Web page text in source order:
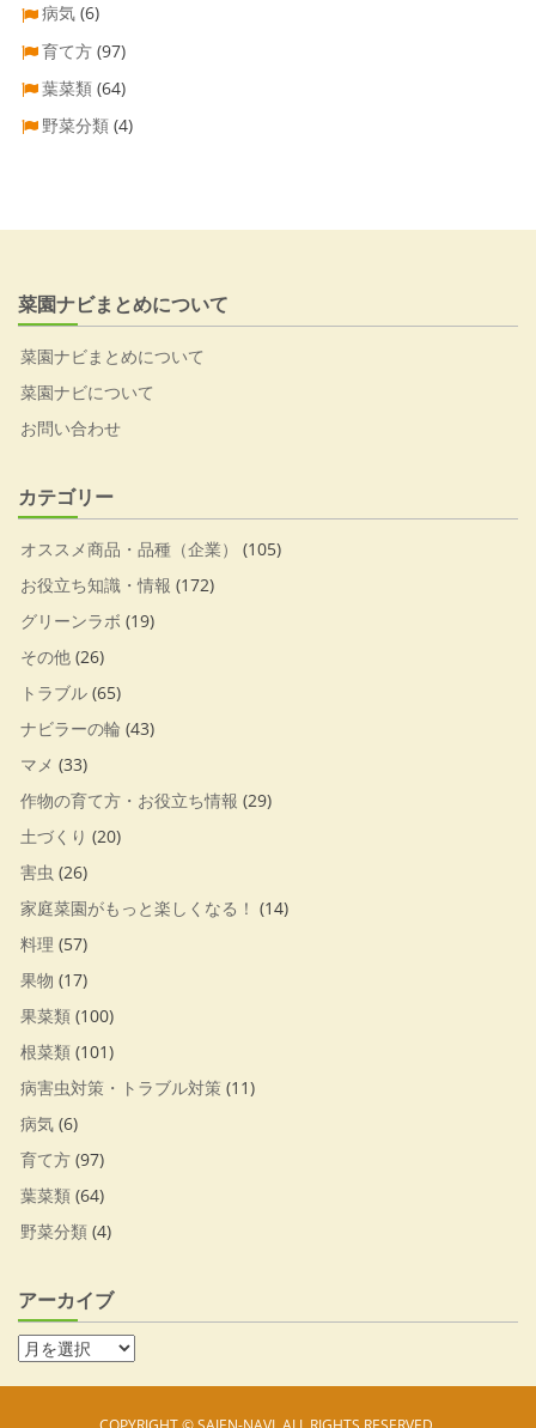
病気 (6)
育て方 (97)
葉菜類 (64)
野菜分類 (4)
菜園ナビまとめについて
菜園ナビまとめについて
菜園ナビについて
お問い合わせ
カテゴリー
オススメ商品・品種（企業）
(105)
お役立ち知識・情報 (172)
グリーンラボ (19)
その他 (26)
トラブル (65)
ナビラーの輪 (43)
マメ (33)
作物の育て方・お役立ち情報 (29)
土づくり (20)
害虫 (26)
家庭菜園がもっと楽しくなる！ (14)
料理 (57)
果物 (17)
果菜類 (100)
根菜類 (101)
病害虫対策・トラブル対策 (11)
病気 (6)
育て方 (97)
葉菜類 (64)
野菜分類 (4)
アーカイブ